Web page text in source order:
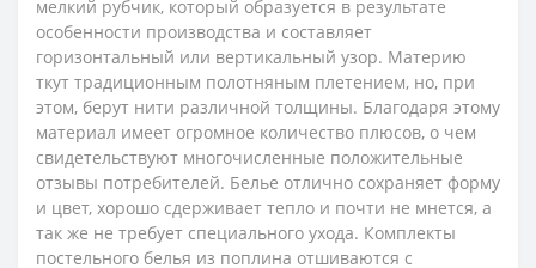
мелкий рубчик, который образуется в результате
особенности производства и составляет
горизонтальный или вертикальный узор. Материю
ткут традиционным полотняным плетением, но, при
этом, берут нити различной толщины. Благодаря этому
материал имеет огромное количество плюсов, о чем
свидетельствуют многочисленные положительные
отзывы потребителей. Белье отлично сохраняет форму
и цвет, хорошо сдерживает тепло и почти не мнется, а
так же не требует специального ухода. Комплекты
постельного белья из поплина отшиваются с